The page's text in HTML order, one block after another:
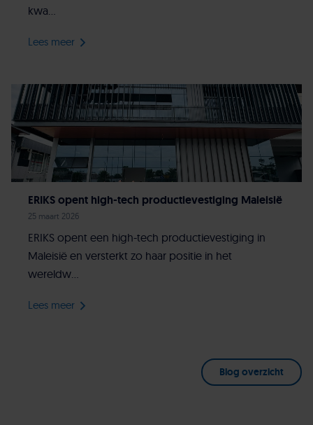
kwa...
Lees meer
ERIKS opent high-tech productievestiging Maleisië
25 maart 2026
ERIKS opent een high-tech productievestiging in
Maleisië en versterkt zo haar positie in het
wereldw...
Lees meer
Blog overzicht